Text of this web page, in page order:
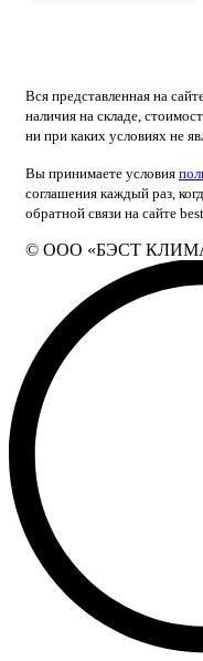
Вся представленная на
наличия на складе,
ни при каких условиях не
Вы принимаете условия
соглашения каждый раз,
обратной связи на сайте
© ООО «БЭСТ